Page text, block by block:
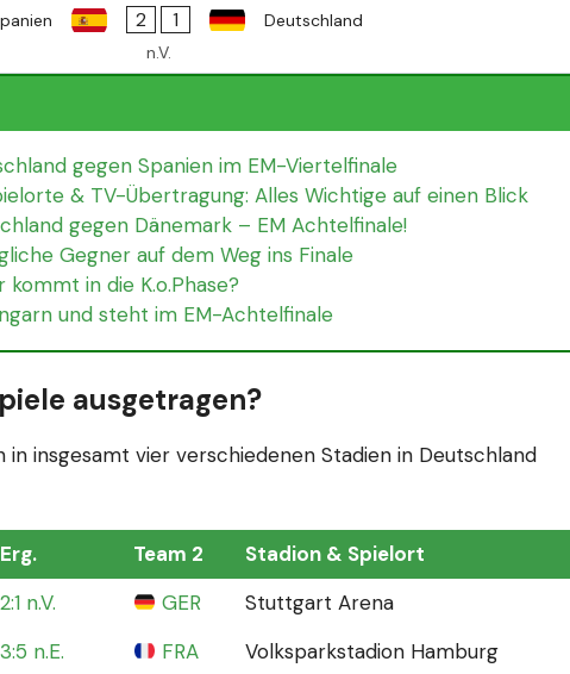
2 1
Deutschland
n.V.
gegen Spanien im EM-Viertelfinale
& TV-Übertragung: Alles Wichtige auf einen Blick
gegen Dänemark – EM Achtelfinale!
Gegner auf dem Weg ins Finale
kommt in die K.o.Phase?
und steht im EM-Achtelfinale
ausgetragen?
insgesamt vier verschiedenen Stadien in Deutschland
Erg. Team 2
Stadion & Spielort
2:1 n.V. GER
Stuttgart Arena
3:5 n.E. FRA
Volksparkstadion Hamburg